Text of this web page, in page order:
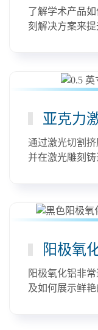
了解学术产品
刻解决方案来提
亚克力
通过激光切割挤
并在激光雕刻铸
阳极氧
阳极氧化铝非
及如何展示鲜艳